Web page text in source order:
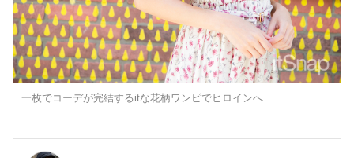
一枚でコーデが完結するitな花柄ワンピでヒロインへ